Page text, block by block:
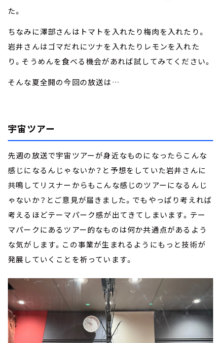
た。
ちなみに澤部さんはトマトを入れたり梅肉を入れたり。
岩井さんはゴマだれにツナを入れたりレモンを入れた
り。そうめんを食べる機会があれば試してみてください。
そんな夏全開の今回の放送は…
宇宙ツアー
先週の放送で宇宙ツアーが身近なものになったらこんな
感じになるんじゃないか？と予想をしていた岩井さんに
共鳴してリスナーからもこんな感じのツアーになるんじ
ゃないか？とご意見が届きました。でもやっぱり考えれば
考えるほどテーマパーク感が出てきてしまいます。テー
マパークにあるツアー的なものは何か共通点があるよう
な気がします。この事業が生まれるようにもっと技術が
発展していくことを祈っています。